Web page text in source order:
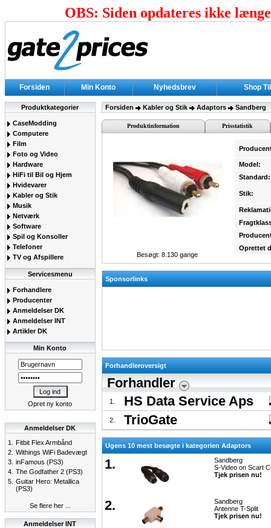
OBS: Siden opdateres ikke
Forsiden Min Konto Nyhedsbrev Shop
Produktkategorier
CaseModding
Computere
Film
Foto og Video
Hardware
HiFi til Bil og Hjem
Hvidevarer
Kabler og Stik
Musik
Netværk
Software
Spil og Konsoller
Telefoner
TV og Afspillere
Servicesmenu
Forhandlere
Producenter
Anmeldelser DK
Anmeldelser INT
Artikler DK
Min Konto
Opret ny konto
Anmeldelser DK
1.
Fitbit Flex Armbånd
2. Withings WiFi Badevægt
3. inFamous (PS3)
4. The Godfather 2 (PS3)
5. Guitar Hero: Metallica
(PS3)
Se flere her ...
Anmeldelser INT
Forsiden Kabler og Stik Adaptors Sandberg
Produktinformation Prisstatistik
Besøgt: 8.130 gange
Model:
Standard:
Stik:
Oprettet
Sponsorlinks
Forhandleroversigt
Forhandler
1. HS Data Service Aps
2. TrioGate
Ugens 10 mest besøgte i kategorien Adaptors
1.
Sandberg
S-Video on Scart
Tjek prisen nu!
2.
Sandberg
Antenne T-Split
Tjek prisen nu!